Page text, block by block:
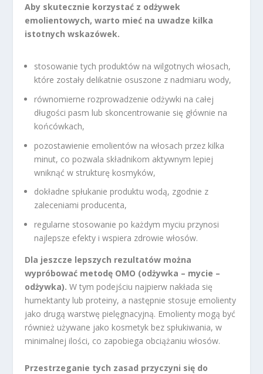
Aby skutecznie korzystać z odżywek
emolientowych, warto mieć na uwadze kilka
istotnych wskazówek.
stosowanie tych produktów na wilgotnych włosach,
które zostały delikatnie osuszone z nadmiaru wody,
równomierne rozprowadzenie odżywki na całej
długości pasm lub skoncentrowanie się głównie na
końcówkach,
pozostawienie emolientów na włosach przez kilka
minut, co pozwala składnikom aktywnym lepiej
wniknąć w strukturę kosmyków,
dokładne spłukanie produktu wodą, zgodnie z
zaleceniami producenta,
regularne stosowanie po każdym myciu przynosi
najlepsze efekty i wspiera zdrowie włosów.
Dla jeszcze lepszych rezultatów można
wypróbować metodę OMO (odżywka – mycie –
odżywka). W tym podejściu najpierw nakłada się
humektanty lub proteiny, a następnie stosuje emolienty
jako drugą warstwę pielęgnacyjną. Emolienty mogą być
również używane jako kosmetyk bez spłukiwania, w
minimalnej ilości, co zapobiega obciążaniu włosów.
Przestrzeganie tych zasad przyczyni się do